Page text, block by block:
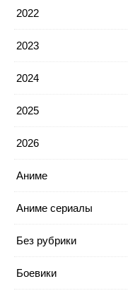
2022
2023
2024
2025
2026
Аниме
Аниме сериалы
Без рубрики
Боевики